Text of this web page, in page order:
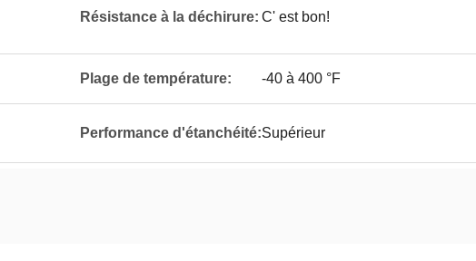
Résistance à la déchirure: C' est bon!
Plage de température: -40 à 400 °F
Performance d'étanchéité:Supérieur